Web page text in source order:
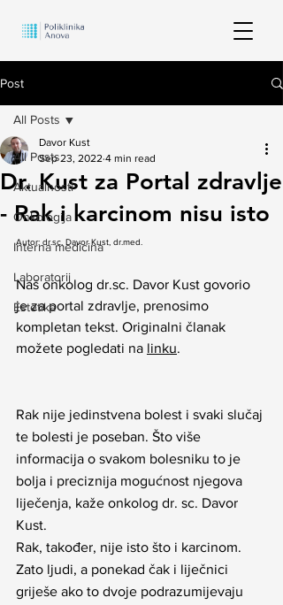
Post
All Posts
Aktualnosti
Onkologija
Interna medicina
Laboratorij
Estetika
All Posts
Dr. Kust za Portal zdravlje
- Rak i karcinom nisu isto
Davor Kust
Sep 23, 2022 4 min read
Autor: dr.sc. Davor Kust, dr.med.
Naš onkolog dr.sc. Davor Kust govorio
je za portal zdravlje, prenosimo
kompletan tekst. Originalni članak
možete pogledati na linku.
Rak nije jedinstvena bolest i svaki slučaj
te bolesti je poseban. Što više
informacija o svakom bolesniku to je
bolja i preciznija mogućnost njegova
liječenja, kaže onkolog dr. sc. Davor
Kust.
Rak, također, nije isto što i karcinom.
Zato ljudi, a ponekad čak i liječnici
griješe ako to dvoje podrazumijevaju